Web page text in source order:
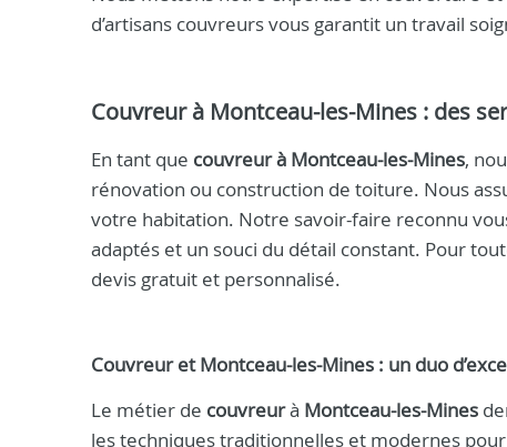
d’artisans couvreurs vous garantit un travail
Couvreur à Montceau-les-Mines : des
En tant que couvreur à Montceau-les-Mines,
rénovation ou construction de toiture. Nous
votre habitation. Notre savoir-faire reconnu
adaptés et un souci du détail constant. Pour
devis gratuit et personnalisé.
Couvreur et Montceau-les-Mines : un duo
Le métier de couvreurà Montceau-les-Mines
les techniques traditionnelles et modernes pour